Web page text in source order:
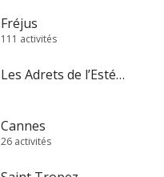
Fréjus
111 activités
Les Adrets de l’Estérel
Cannes
26 activités